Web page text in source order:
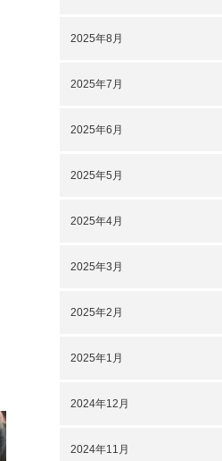
2025年8月
2025年7月
2025年6月
2025年5月
2025年4月
2025年3月
2025年2月
2025年1月
2024年12月
2024年11月